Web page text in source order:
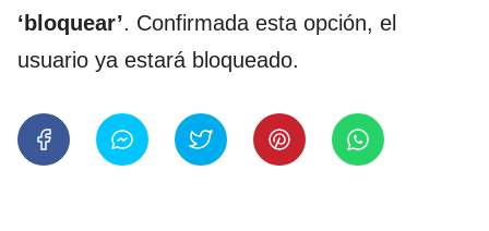
‘bloquear’. Confirmada esta opción, el
usuario ya estará bloqueado.